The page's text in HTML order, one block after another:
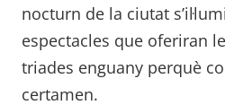
nocturn de la ciutat
espectacles que oferiran
triades enguany perquè
certamen.